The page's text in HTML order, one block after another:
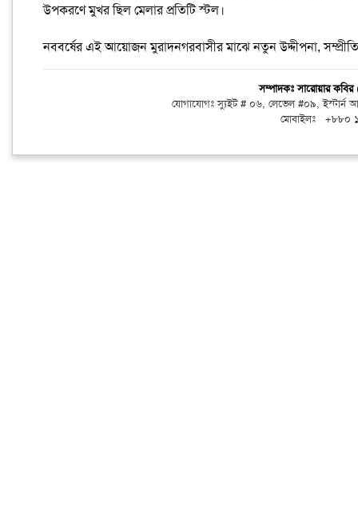
উপকরণে মুখর ছিল মেলার প্রতিটি স্টল।
নববর্ষের এই আয়োজন মুরাদনগরবাসীর মাঝে নতুন উদ্দীপনা,
সম্পাদকঃ সারোয়ার
যোগাযোগঃ স্যুইট # ০৬, লেভেল #০৯, ইস্টার্ন
মোবাইলঃ +৮৮০